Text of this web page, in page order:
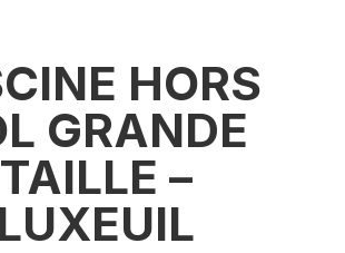
HORS
GRANDE
TAILLE –
LUXEUIL